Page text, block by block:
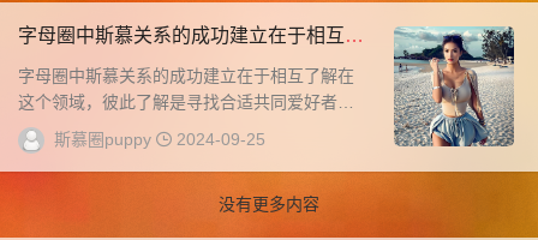
字母圈中斯慕关系的成功建立在于相互了
解
字母圈中斯慕关系的成功建立在于相互了解在
这个领域，彼此了解是寻找合适共同爱好者的
基本且重要的要素。正如我之前所说的，如果
将一段关...
斯慕圈puppy 2024-09-25
没有更多内容